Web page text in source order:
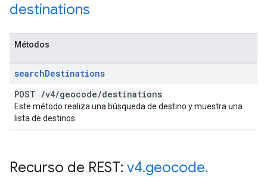
destinations
Métodos
searchDestinations
POST /v4/geocode/destinations
Este método realiza una búsqueda de destino y muestra una
lista de destinos.
Recurso de REST: v4.geocode.